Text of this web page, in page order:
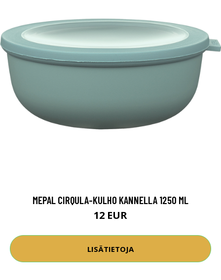
MEPAL CIRQULA-KULHO KANNELLA 1250 ML
12 EUR
LISÄTIETOJA